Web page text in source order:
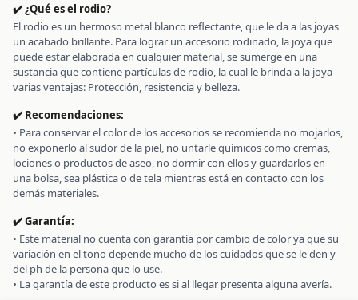
✔️ ¿Qué es el rodio?
El rodio es un hermoso metal blanco reflectante, que le da a las joyas
un acabado brillante. Para lograr un accesorio rodinado, la joya que
puede estar elaborada en cualquier material, se sumerge en una
sustancia que contiene partículas de rodio, la cual le brinda a la joya
varias ventajas: Protección, resistencia y belleza.
✔️ Recomendaciones:
• Para conservar el color de los accesorios se recomienda no mojarlos,
no exponerlo al sudor de la piel, no untarle químicos como cremas,
lociones o productos de aseo, no dormir con ellos y guardarlos en
una bolsa, sea plástica o de tela mientras está en contacto con los
demás materiales.
✔️ Garantía:
• Este material no cuenta con garantía por cambio de color ya que su
variación en el tono depende mucho de los cuidados que se le den y
del ph de la persona que lo use.